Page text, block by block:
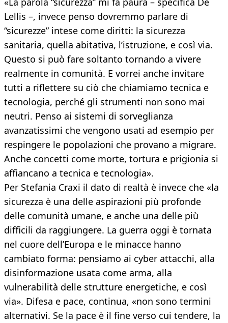
Lellis –, invece penso dovremmo parlare di
“sicurezze” intese come diritti: la sicurezza
sanitaria, quella abitativa, l’istruzione, e così via.
Questo si può fare soltanto tornando a vivere
realmente in comunità. E vorrei anche invitare
tutti a riflettere su ciò che chiamiamo tecnica e
tecnologia, perché gli strumenti non sono mai
neutri. Penso ai sistemi di sorveglianza
avanzatissimi che vengono usati ad esempio per
respingere le popolazioni che provano a migrare.
Anche concetti come morte, tortura e prigionia si
affiancano a tecnica e tecnologia».
Per Stefania Craxi il dato di realtà è invece che «la
sicurezza è una delle aspirazioni più profonde
delle comunità umane, e anche una delle più
difficili da raggiungere. La guerra oggi è tornata
nel cuore dell’Europa e le minacce hanno
cambiato forma: pensiamo ai cyber attacchi, alla
disinformazione usata come arma, alla
vulnerabilità delle strutture energetiche, e così
via». Difesa e pace, continua, «non sono termini
alternativi. Se la pace è il fine verso cui tendere, la